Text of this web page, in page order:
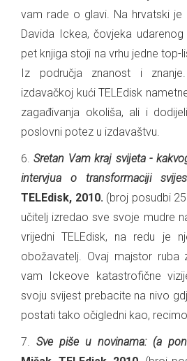
vam rade o glavi. Na hrvatski je
Davida Ickea, čovjeka
pet knjiga stoji na vrhu jedne top-
Iz područja znanost i
izdavačkoj kući TELEdisk
zagađivanja okoliša, ali i
poslovni potez u izdavaštvu.
6.Sretan Vam kraj svijeta -
intervjua o transformaciji
TELEdisk, 2010.(broj posudbi
učitelj izredao sve svoje mudre
vrijedni TELEdisk, na redu je
obožavatelj. Ovaj majstor ruba
vam Ickeove katastrofične
svoju svijest prebacite na nivo
postati tako očigledni kao,
7. Sve piše u novinama: (a